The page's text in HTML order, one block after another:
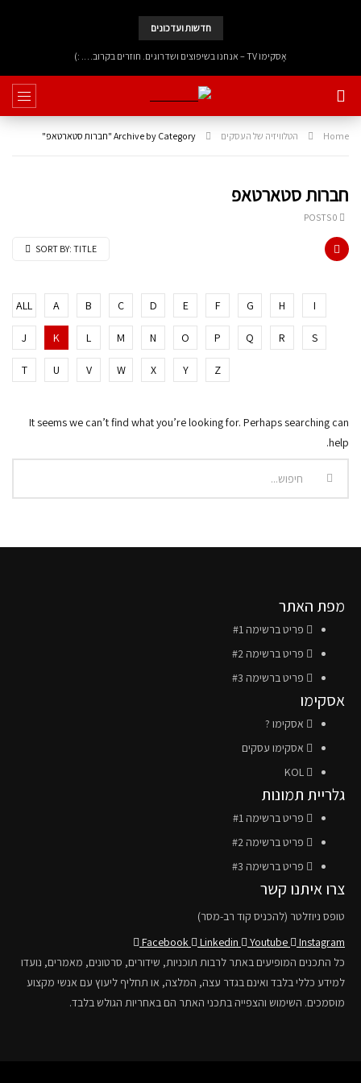
חדשות ועדכונים
אָסקימוֹ TV – אנחנו בשיפוצים ושדרוגים. חוזרים בקרוב…. :)
Home הטלוויזיה של העסקים Archive by Category "חברות סטארטאפ"
חברות סטארטאפ
0 POSTS
SORT BY: TITLE
ALL A B C D E F G H I
J K L M N O P Q R S
T U V W X Y Z
It seems we can’t find what you’re looking for. Perhaps searching can
help.
מפת האתר
פריט ברשימה #1
פריט ברשימה #2
פריט ברשימה #3
אסקימו
אסקימו ?
אסקימו עסקים
KOL
גלריית תמונות
פריט ברשימה #1
פריט ברשימה #2
פריט ברשימה #3
צרו איתנו קשר
טופס ניוזלטר (להכניס קוד רב-מסר)
Facebook
Linkedin Youtube
Instagram
כל התכנים המופיעים באתר לרבות תוכניות, שידורים, סרטונים, מאמרים, נועדו
למידע כללי בלבד ואינם בגדר עצה, המלצה, או תחליף ליעוץ עם אנשי מקצוע
מוסמכים. השימוש והצפייה בתכני האתר הם באחריות הגולש בלבד.